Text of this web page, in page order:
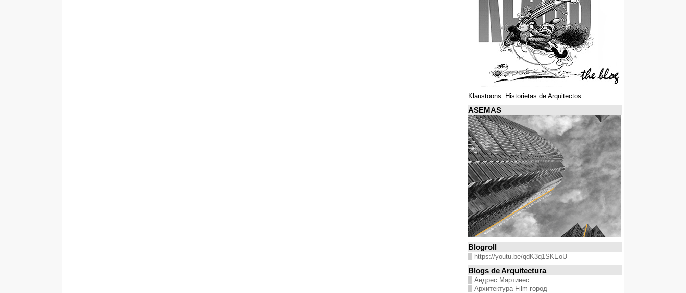
Klaustoons. Historietas de Arquitectos
ASEMAS
Blogroll
https://youtu.be/qdK3q1SKEoU
Blogs de Arquitectura
Андрес Мартинес
Архитектура Film город